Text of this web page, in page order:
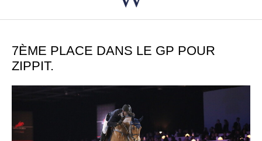
7ÈME PLACE DANS LE GP POUR
ZIPPIT.